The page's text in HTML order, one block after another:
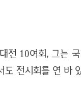
전 10여회, 그는
도 전시회를 연 바